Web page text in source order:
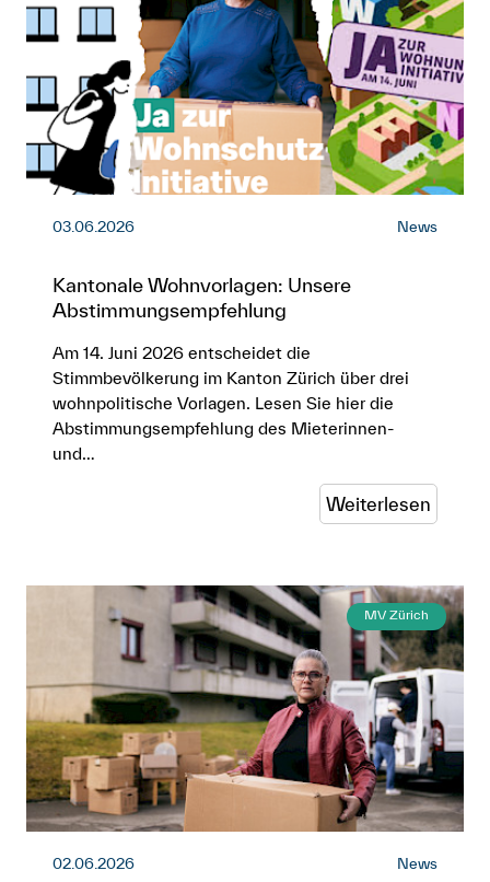
03.06.2026 News
Kantonale Wohnvorlagen: Unsere
Abstimmungsempfehlung
Am 14. Juni 2026 entscheidet die
Stimmbevölkerung im Kanton Zürich über drei
wohnpolitische Vorlagen. Lesen Sie hier die
Abstimmungsempfehlung des Mieterinnen-
und…
Weiterlesen
MV Zürich
02.06.2026 News